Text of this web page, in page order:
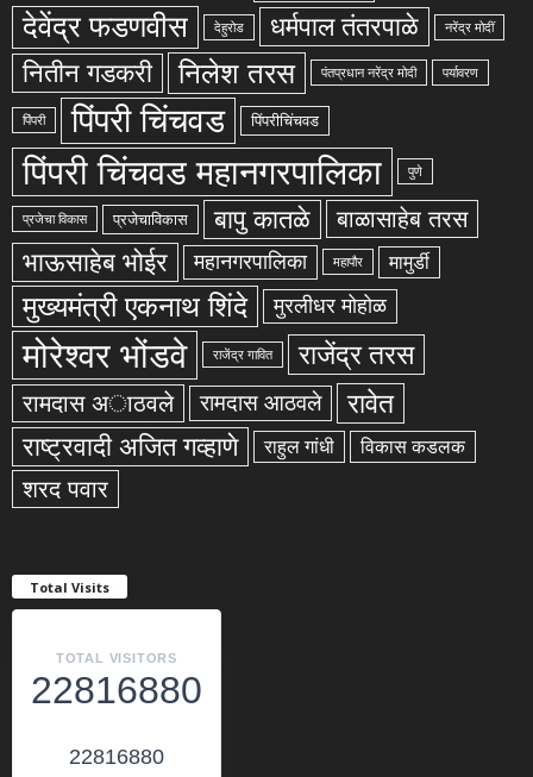
देवेंद्र फडणवीस देहुरोड धर्मपाल तंतरपाळे नरेंद्र मोदीं
नितीन गडकरी निलेश तरस पंतप्रधान नरेंद्र मोदी पर्यावरण
पिंपरी पिंपरी चिंचवड पिंपरीचिंचवड
पिंपरी चिंचवड महानगरपालिका पुणे
प्रजेचा विकास प्रजेचाविकास बापु कातळे बाळासाहेब तरस
भाऊसाहेब भोईर महानगरपालिका महापौर मामुर्डी
मुख्यमंत्री एकनाथ शिंदे मुरलीधर मोहोळ
मोरेश्वर भोंडवे राजेंद्र गावित राजेंद्र तरस
रामदास अाठवले रामदास आठवले रावेत
राष्ट्रवादी अजित गव्हाणे राहुल गांधी विकास कडलक
शरद पवार
Total Visits
TOTAL VISITORS
22816880
22816880